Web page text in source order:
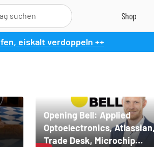
eiskalt verdoppeln ++
Opening Bell: Applied
Optoelectronics,
Trade Desk, Microchip